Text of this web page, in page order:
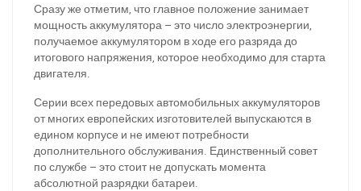
Сразу же отметим, что главное положение занимает
мощность аккумулятора – это число электроэнергии,
получаемое аккумулятором в ходе его разряда до
итогового напряжения, которое необходимо для старта
двигателя.
Серии всех передовых автомобильных аккумуляторов
от многих европейских изготовителей выпускаются в
едином корпусе и не имеют потребности
дополнительного обслуживания. Единственный совет
по службе – это стоит не допускать момента
абсолютной разрядки батареи.